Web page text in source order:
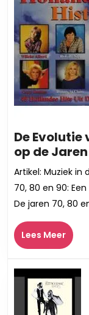
De Evolutie
op de
Artikel: Muziek in
70, 80 en 90:
De jaren 70, 80
Lees MeerLees
Meer